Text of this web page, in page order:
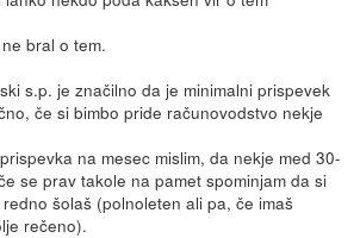
bral o tem.
s.p. je značilno da je minimalni prispevek
če si bimbo pride računovodstvo nekje
na mesec mislim, da nekje med 30-
se prav takole na pamet spominjam da si
šolaš (polnoleten ali pa, če imaš
rečeno).